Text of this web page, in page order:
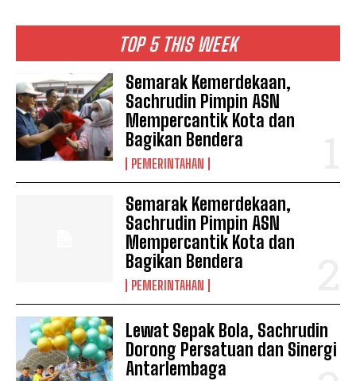
TOP 5 THIS WEEK
Semarak Kemerdekaan,
Sachrudin Pimpin ASN
Mempercantik Kota dan
Bagikan Bendera
PEMERINTAHAN
Semarak Kemerdekaan,
Sachrudin Pimpin ASN
Mempercantik Kota dan
Bagikan Bendera
PEMERINTAHAN
Lewat Sepak Bola, Sachrudin
Dorong Persatuan dan Sinergi
Antarlembaga